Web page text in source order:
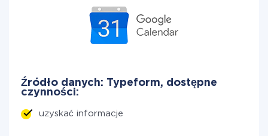
Źródło danych: Typeform, dostępne
czynności:
uzyskać informacje